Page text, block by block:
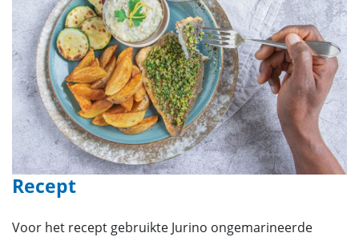
Recept
Voor het recept gebruikte Jurino ongemarineerde